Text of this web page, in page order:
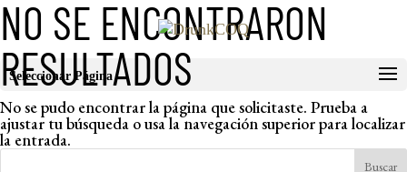
Seleccionar Página
NO SE ENCONTRARON
RESULTADOS
No se pudo encontrar la página que solicitaste. Prueba a
ajustar tu búsqueda o usa la navegación superior para localizar
la entrada.